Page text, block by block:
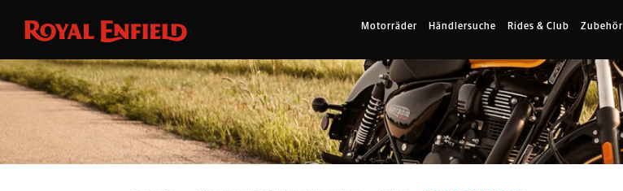
Motorräder Händlersuche Rides & Club Zubehör